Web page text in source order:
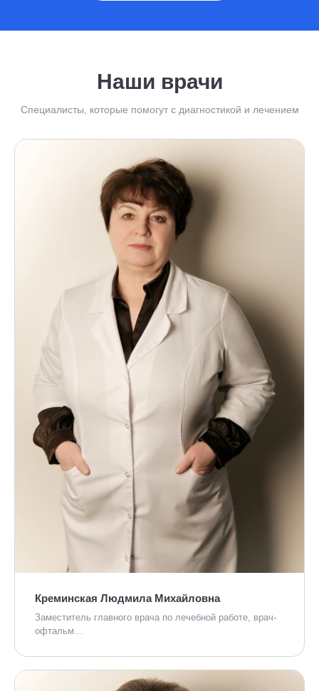
Наши врачи
Специалисты, которые помогут с диагностикой и лечением
Креминская Людмила Михайловна
Заместитель главного врача по лечебной работе, врач-
офтальм…